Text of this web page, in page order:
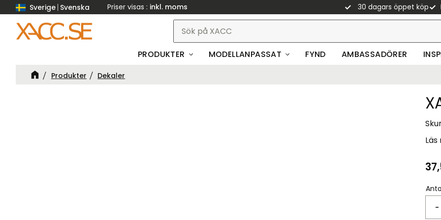
Sverige Svenska Priser visas inkl. moms 30 dagars öppet köp
PRODUKTER MODELLANPASSAT FYND AMBASSADÖRER
Produkter Dekaler
-